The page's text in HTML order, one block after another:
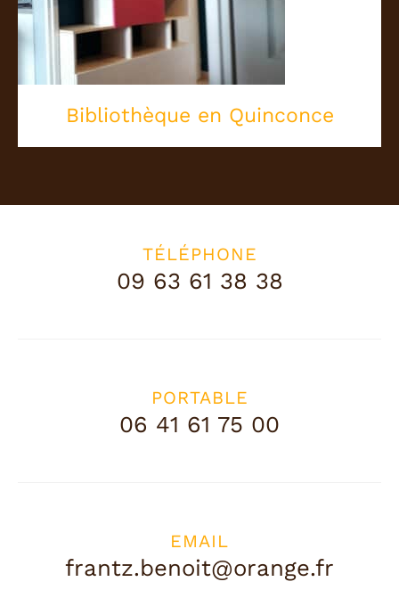
Bibliothèque en Quinconce
Bibliothèque en Quinconce
TÉLÉPHONE
09 63 61 38 38
PORTABLE
06 41 61 75 00
EMAIL
frantz.benoit@orange.fr